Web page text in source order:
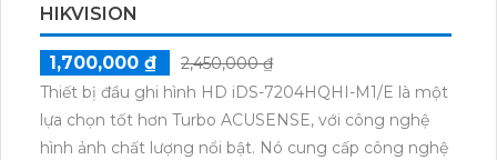
HIKVISION
1,700,000 ₫
2,450,000 ₫
Thiết bị đầu ghi hình HD iDS-7204HQHI-M1/E là một
lựa chọn tốt hơn Turbo ACUSENSE, với công nghệ
hình ảnh chất lượng nổi bật. Nó cung cấp công nghệ